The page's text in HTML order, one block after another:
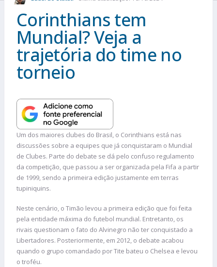
MAIS ESPORTES
Corinthians tem
Mundial? Veja a
trajetória do time no
torneio
Um dos maiores clubes do Brasil, o Corinthians está nas
discussões sobre a equipes que já conquistaram o Mundial
de Clubes. Parte do debate se dá pelo confuso regulamento
da competição, que passou a ser organizada pela Fifa a partir
de 1999, sendo a primeira edição justamente em terras
tupiniquins.
Neste cenário, o Timão levou a primeira edição que foi feita
pela entidade máxima do futebol mundial. Entretanto, os
rivais questionam o fato do Alvinegro não ter conquistado a
Libertadores. Posteriormente, em 2012, o debate acabou
quando o grupo comandado por Tite bateu o Chelsea e levou
o troféu.